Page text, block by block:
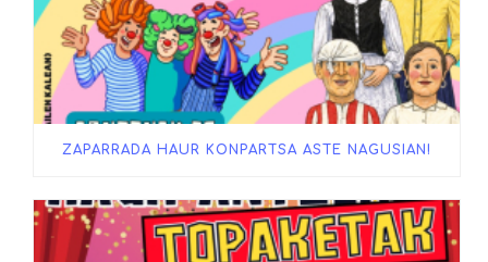
ZAPARRADA HAUR KONPARTSA ASTE NAGUSIAN!